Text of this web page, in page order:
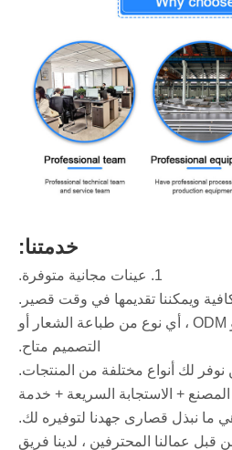
خدمتنا:
1. عينات مجانية متوفرة.
3. يتم قبول أوامر OEM و ODM ، أي نوع من طباعة الشعار أو
التصميم متاح.
+ الاستجابة السريعة + خدمة
ما نبذل قصارى جهدنا لتوفيره لك.
قبل عمالنا المحترفين ، لدينا فريق